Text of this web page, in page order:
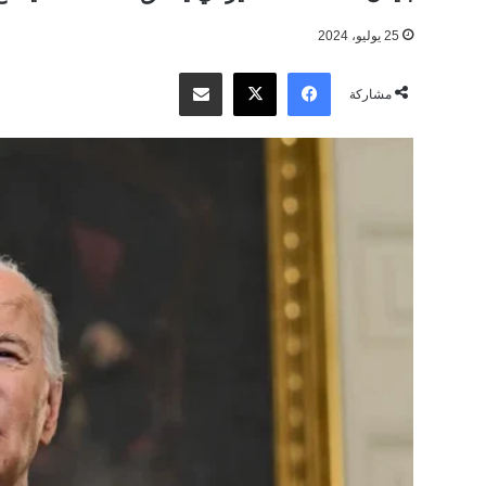
25 يوليو، 2024
مشاركة
فيسبوك
‫X مشاركة عبر البريد